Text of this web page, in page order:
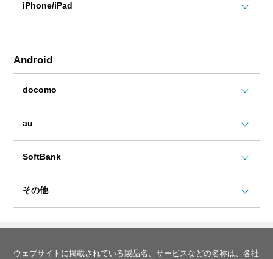
iPhone/iPad
Android
docomo
au
SoftBank
その他
ウェブサイトに掲載されている製品名、サービスなどの名称は、各社